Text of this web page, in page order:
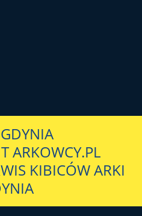
ARKOWCY.PL
KIBICÓW ARKI